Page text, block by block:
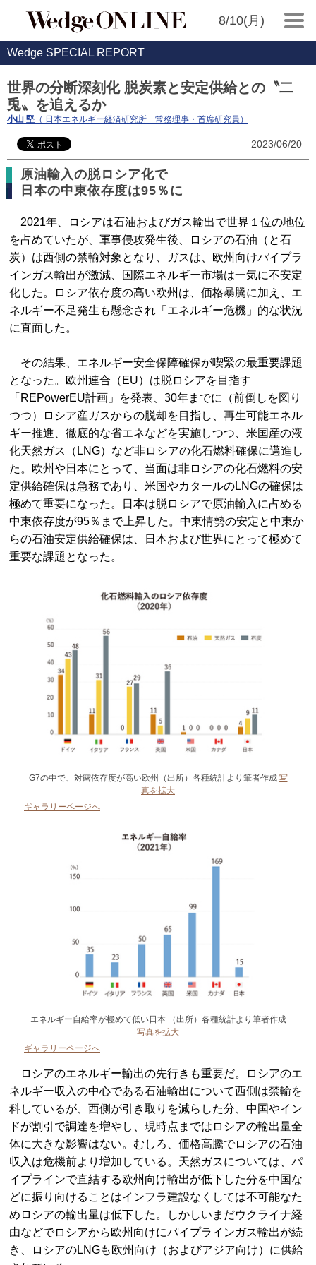
8/10(月)
Wedge SPECIAL REPORT
世界の分断深刻化 脱炭素と安定供給との〝二
兎〟を追えるか
小山 堅 （ 日本エネルギー経済研究所 常務理事・首席研究員）
2023/06/20
原油輸入の脱ロシア化で
日本の中東依存度は95％に
2021年、ロシアは石油およびガス輸出で世界１位の地位
を占めていたが、軍事侵攻発生後、ロシアの石油（と石
炭）は西側の禁輸対象となり、ガスは、欧州向けパイプラ
インガス輸出が激減、国際エネルギー市場は一気に不安定
化した。ロシア依存度の高い欧州は、価格暴騰に加え、エ
ネルギー不足発生も懸念され「エネルギー危機」的な状況
に直面した。
その結果、エネルギー安全保障確保が喫緊の最重要課題
となった。欧州連合（EU）は脱ロシアを目指す
「REPowerEU計画」を発表、30年までに（前倒しを図り
つつ）ロシア産ガスからの脱却を目指し、再生可能エネル
ギー推進、徹底的な省エネなどを実施しつつ、米国産の液
化天然ガス（LNG）など非ロシアの化石燃料確保に邁進し
た。欧州や日本にとって、当面は非ロシアの化石燃料の安
定供給確保は急務であり、米国やカタールのLNGの確保は
極めて重要になった。日本は脱ロシアで原油輸入に占める
中東依存度が95％まで上昇した。中東情勢の安定と中東か
らの石油安定供給確保は、日本および世界にとって極めて
重要な課題となった。
G7の中で、対露依存度が高い欧州（出所）各種統計より筆者作成 写
真を拡大
ギャラリーページへ
エネルギー自給率が極めて低い日本 （出所）各種統計より筆者作成
写真を拡大
ギャラリーページへ
ロシアのエネルギー輸出の先行きも重要だ。ロシアのエ
ネルギー収入の中心である石油輸出について西側は禁輸を
科しているが、西側が引き取りを減らした分、中国やイン
ドが割引で調達を増やし、現時点まではロシアの輸出量全
体に大きな影響はない。むしろ、価格高騰でロシアの石油
収入は危機前より増加している。天然ガスについては、パ
イプラインで直結する欧州向け輸出が低下した分を中国な
どに振り向けることはインフラ建設なくしては不可能なた
めロシアの輸出量は低下した。しかしいまだウクライナ経
由などでロシアから欧州向けにパイプラインガス輸出が続
き、ロシアのLNGも欧州向け（およびアジア向け）に供給